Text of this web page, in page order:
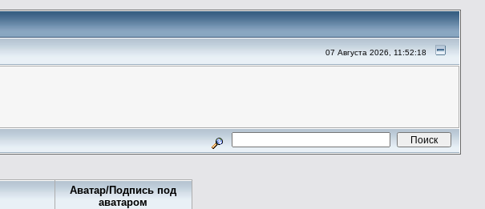
07 Августа 2026, 11:52:18
Аватар/Подпись под
аватаром